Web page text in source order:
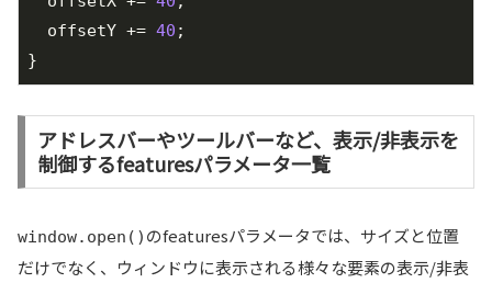
  offsetY +=
40 ;
}
アドレスバーやツールバーなど、表示/非表示を
制御するfeaturesパラメータ一覧
window.open() のfeaturesパラメータでは、サイズと位置
だけでなく、ウィンドウに表示される様々な要素の表示/非表